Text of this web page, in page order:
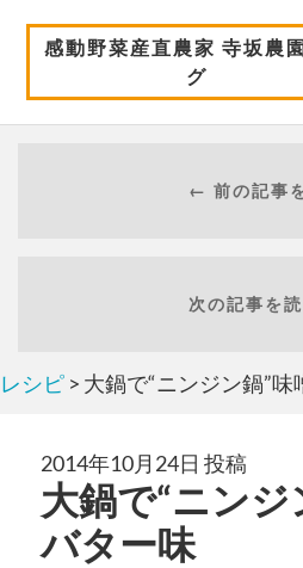
感動野菜産直農家 寺坂農
グ
← 前の記事
次の記事を
レシピ > 大鍋で“ニンジン鍋”
2014年10月24日 投稿
大鍋で“ニンジ
バター味